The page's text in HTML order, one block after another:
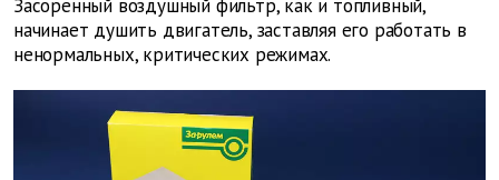
Засоренный воздушный фильтр, как и топливный,
начинает душить двигатель, заставляя его работать в
ненормальных, критических режимах.